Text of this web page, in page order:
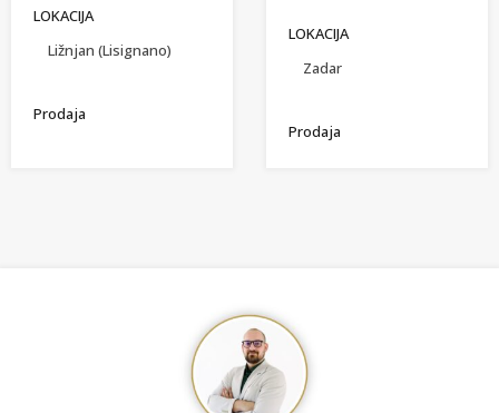
LOKACIJA
Ližnjan (Lisignano)
Prodaja
LOKACIJA
Zadar
Prodaja